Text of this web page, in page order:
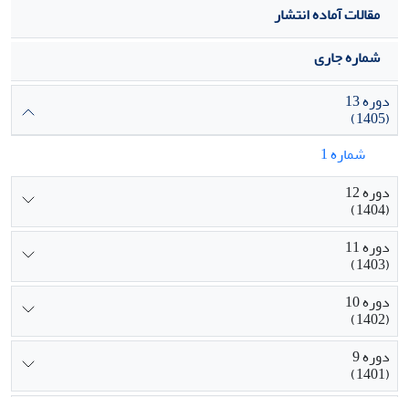
مقالات آماده انتشار
شماره جاری
دوره 13
(1405)
شماره 1
دوره 12
(1404)
دوره 11
(1403)
دوره 10
(1402)
دوره 9
(1401)